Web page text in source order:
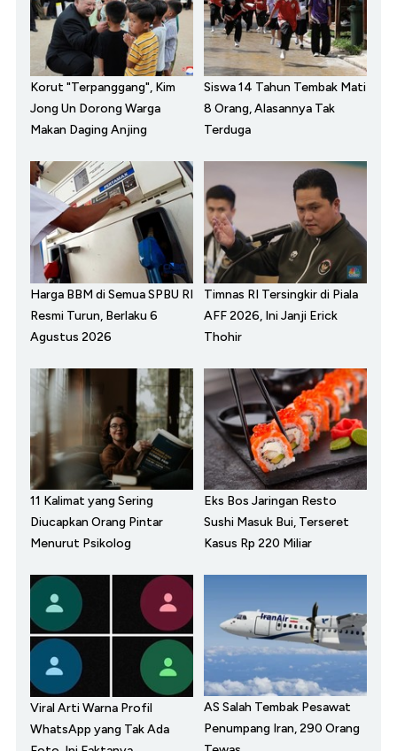
Korut "Terpanggang", Kim
Jong Un Dorong Warga
Makan Daging Anjing
Siswa 14 Tahun Tembak Mati
8 Orang, Alasannya Tak
Terduga
Harga BBM di Semua SPBU RI
Resmi Turun, Berlaku 6
Agustus 2026
Timnas RI Tersingkir di Piala
AFF 2026, Ini Janji Erick
Thohir
11 Kalimat yang Sering
Diucapkan Orang Pintar
Menurut Psikolog
Eks Bos Jaringan Resto
Sushi Masuk Bui, Terseret
Kasus Rp 220 Miliar
Viral Arti Warna Profil
WhatsApp yang Tak Ada
AS Salah Tembak Pesawat
Penumpang Iran, 290 Orang